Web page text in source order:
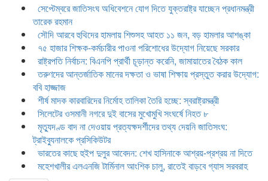
সেপ্টেম্বরে জাতিসংঘ অধিবেশনে যোগ দিতে যুক্তরাষ্ট্র যাচ্ছেন প্রধানমন্ত্রী
তারেক রহমান
সৌদি আরবে হুথিদের হামলায় শিশুসহ আহত ১১ জন, বড় হামলার আশঙ্কা
৭৫ হাজার শিক্ষক-কর্মচারীর পাওনা পরিশোধের উদ্যোগ নিয়েছে সরকার
রাষ্ট্রপতি নির্বাচন: বিএনপি প্রার্থী চূড়ান্ত করেনি, জামায়াতের বৈঠক কাল
তরুণদের আন্তর্জাতিক মানের দক্ষতা ও ভাষা শিক্ষায় প্রস্তুত করার উদ্যোগ:
ববি হাজ্জাজ
শীর্ষ মাদক কারবারিদের নির্মোহ তালিকা তৈরি হচ্ছে: স্বরাষ্ট্রমন্ত্রী
সিলেটের ওসমানী নগরে দুই বাসের মুখোমুখি সংঘর্ষে নিহত ৮
মৃত্যুদণ্ড বাদ না দেওয়ায় প্রত্যক্ষদর্শীদের তথ্য দেয়নি জাতিসংঘ:
ট্রাইব্যুনালকে প্রসিকিউটর
ভারতের কাছে হুইপ দুলুর আবেদন: শেখ হাসিনাকে আশ্রয়-প্রশ্রয় না দিতে
মহেশখালীর এলএনজি টার্মিনাল আংশিক চালু, রাতেই বাড়বে গ্যাস সরবরাহ